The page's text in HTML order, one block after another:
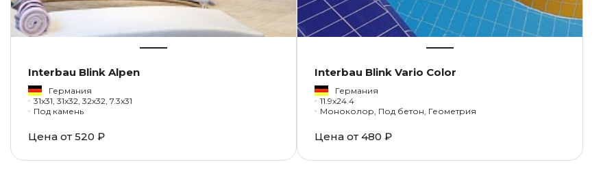
Interbau Blink Alpen
Германия
31x31, 31x32, 32x32, 7.3x31
Под камень
Цена от 520 ₽
Interbau Blink Vario Color
Германия
11.9x24.4
Моноколор, Под бетон, Геометрия
Цена от 480 ₽